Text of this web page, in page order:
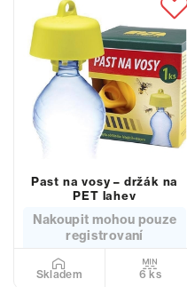
Past na vosy – držák na
PET lahev
Nakoupit mohou pouze
registrovaní
Skladem 6 ks